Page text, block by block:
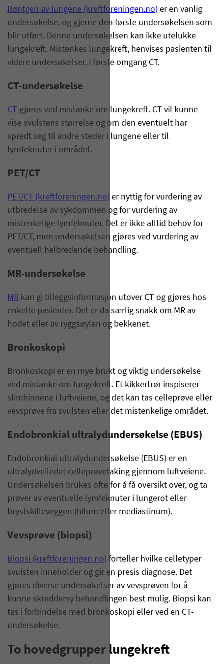
Røntgen av lungene (kreftforeningen.no) er en vanlig
undersøkelse, og gjerne den første undersøkelsen som
blir utført. Denne undersøkelsen kan ikke utelukke
lungekreft. Mistenkes lungekreft, henvises pasienten til
videre undersøkelser, i første omgang CT.
CT-undersøkelse
CT gjøres ved mistanke om lungekreft. CT vil kunne
vise svulstens størrelse og om den eventuelt har
spredt seg til andre steder i lungene eller til
lymfeknuter i området.
PET/CT
PET/CT (kreftforeningen.no) er nyttig for vurdering av
utbredelse av sykdommen og for vurdering av
mistenkelige lymfeknuter. Det er ikke alltid behov for
PET/CT, men undersøkelsen gjøres ved vurdering av
eventuell helbredende behandling.
MR-undersøkelse
MR kan gi tilleggsinformasjon utover CT og gjøres hos
enkelte pasienter. Det er da særlig snakk om MR av
hodet eller av ryggsøylen og bekkenet.
Bronkoskopi
Bronkoskopi er en mye brukt og viktig undersøkelse
ved mistanke om lungekreft. Et kikkertrør inspiserer
slimhinnene i luftveiene, og det kan tas celleprøve eller
vevsprøve fra svulsten eller det mistenkelige området.
Endobronkial ultralydundersøkelse (EBUS)
Endobronkial ultralydundersøkelse (EBUS) er en
ultralydveiledet celleprøvetaking gjennom luftveiene.
Undersøkelsen brukes ofte for å få oversikt over, og ta
prøver av eventuelle lymfeknuter i lungerot eller
brystskilleveggen (hilum eller mediastinum).
Vevsprøve (biopsi)
Biopsi (kreftforeningen.no) forteller hvilke celletyper
svulsten inneholder og gir en presis diagnose. Det
gjøres diverse undersøkelser av vevsprøven for å
kunne skreddersy behandlingen best mulig. Biopsi kan
tas i forbindelse med bronkoskopi eller ved en CT-
undersøkelse.
To hovedgrupper lungekreft